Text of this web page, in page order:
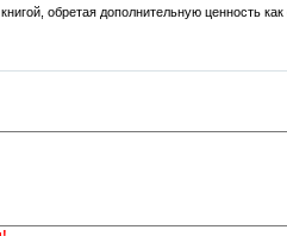
обретая дополнительную ценность